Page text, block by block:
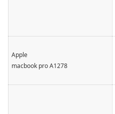
Apple
macbook pro A1278